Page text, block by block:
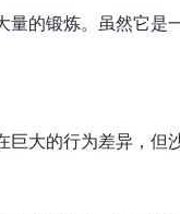
量的锻炼。虽然它
大的行为差异，